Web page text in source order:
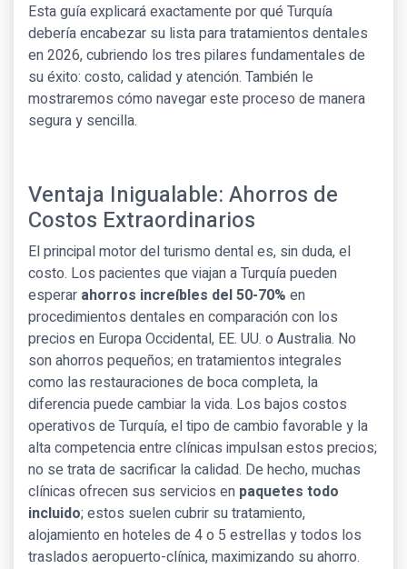
Esta guía explicará exactamente por qué Turquía
debería encabezar su lista para tratamientos dentales
en 2026, cubriendo los tres pilares fundamentales de
su éxito: costo, calidad y atención. También le
mostraremos cómo navegar este proceso de manera
segura y sencilla.
Ventaja Inigualable: Ahorros de
Costos Extraordinarios
El principal motor del turismo dental es, sin duda, el
costo. Los pacientes que viajan a Turquía pueden
esperar ahorros increíbles del 50-70% en
procedimientos dentales en comparación con los
precios en Europa Occidental, EE. UU. o Australia. No
son ahorros pequeños; en tratamientos integrales
como las restauraciones de boca completa, la
diferencia puede cambiar la vida. Los bajos costos
operativos de Turquía, el tipo de cambio favorable y la
alta competencia entre clínicas impulsan estos precios;
no se trata de sacrificar la calidad. De hecho, muchas
clínicas ofrecen sus servicios en paquetes todo
incluido; estos suelen cubrir su tratamiento,
alojamiento en hoteles de 4 o 5 estrellas y todos los
traslados aeropuerto-clínica, maximizando su ahorro.